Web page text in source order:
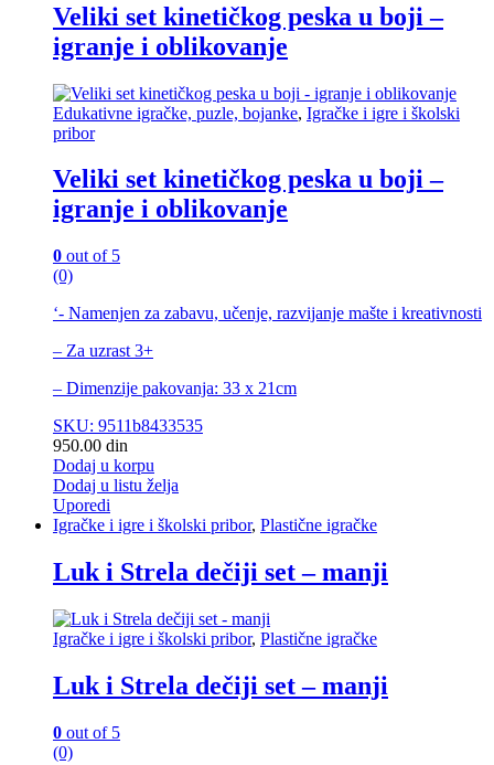
Veliki set kinetičkog peska u boji –
igranje i oblikovanje
Edukativne igračke, puzle, bojanke, Igračke i igre i školski
pribor
Veliki set kinetičkog peska u boji –
igranje i oblikovanje
0 out of 5
(0)
‘- Namenjen za zabavu, učenje, razvijanje mašte i kreativnosti
– Za uzrast 3+
– Dimenzije pakovanja: 33 x 21cm
SKU: 9511b8433535
950.00 din
Dodaj u korpu
Dodaj u listu želja
Uporedi
Igračke i igre i školski pribor, Plastične igračke
Luk i Strela dečiji set – manji
Igračke i igre i školski pribor, Plastične igračke
Luk i Strela dečiji set – manji
0 out of 5
(0)